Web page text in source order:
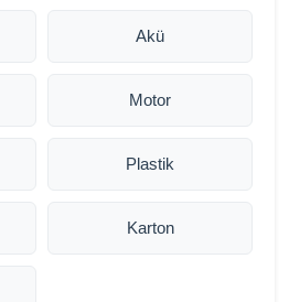
Akü
Motor
Plastik
Karton